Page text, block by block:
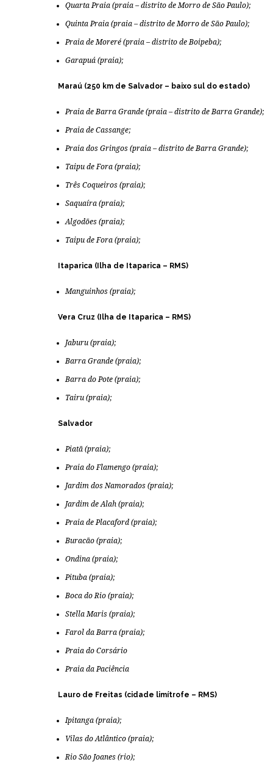
Quarta Praia (praia – distrito de Morro de São Paulo);
Quinta Praia (praia – distrito de Morro de São Paulo);
Praia de Moreré (praia – distrito de Boipeba);
Garapuá (praia);
Maraú (250 km de Salvador – baixo sul do estado)
Praia de Barra Grande (praia – distrito de Barra Grande);
Praia de Cassange;
Praia dos Gringos (praia – distrito de Barra Grande);
Taipu de Fora (praia);
Três Coqueiros (praia);
Saquaíra (praia);
Algodões (praia);
Taipu de Fora (praia);
Itaparica (Ilha de Itaparica – RMS)
Manguinhos (praia);
Vera Cruz (Ilha de Itaparica – RMS)
Jaburu (praia);
Barra Grande (praia);
Barra do Pote (praia);
Tairu (praia);
Salvador
Piatã (praia);
Praia do Flamengo (praia);
Jardim dos Namorados (praia);
Jardim de Alah (praia);
Praia de Placaford (praia);
Buracão (praia);
Ondina (praia);
Pituba (praia);
Boca do Rio (praia);
Stella Maris (praia);
Farol da Barra (praia);
Praia do Corsário
Praia da Paciência
Lauro de Freitas (cidade limítrofe – RMS)
Ipitanga (praia);
Vilas do Atlântico (praia);
Rio São Joanes (rio);